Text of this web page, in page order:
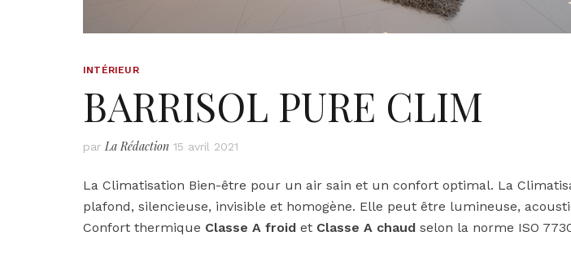
INTÉRIEUR
BARRISOL PURE CLIM
parLa Rédaction 15 avril 2021
La Climatisation Bien-être pour un air sain et un confort optimal. La
plafond, silencieuse, invisible et homogène. Elle peut être lumineuse,
Confort thermique Classe A froid et Classe A chaud selon la norme ISO